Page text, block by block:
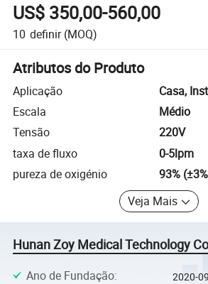
US$ 350,00-560,00
10 definir (MOQ)
Atributos do Produto
Aplicação
Casa,
Escala
Médio
Tensão
220V
taxa de fluxo
0-5lpm
pureza de oxigénio
93%
Veja Mais
Hunan Zoy Medical Technology
Ano de Fundação: 2020-